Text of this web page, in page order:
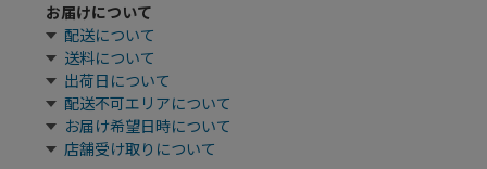
お届けについて
配送について
送料について
出荷日について
配送不可エリアについて
お届け希望日時について
店舗受け取りについて